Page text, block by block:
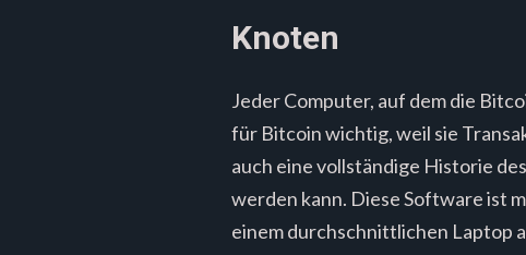
Knoten
Jeder Computer, auf dem die
für Bitcoin wichtig, weil sie
auch eine vollständige Historie
werden kann. Diese Software ist
einem durchschnittlichen Laptop